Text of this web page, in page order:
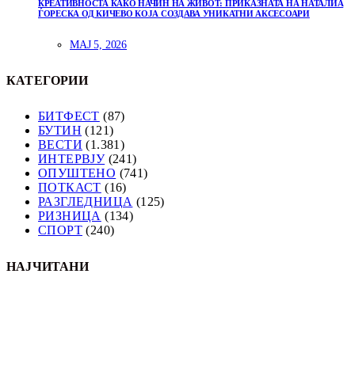
КРЕАТИВНОСТА КАКО НАЧИН НА ЖИВОТ: ПРИКАЗНАТА НА НАТАЛИА
ЃОРЕСКА ОД КИЧЕВО КОЈА СОЗДАВА УНИКАТНИ АКСЕСОАРИ
МАЈ 5, 2026
КАТЕГОРИИ
БИТФЕСТ (87)
БУТИН (121)
ВЕСТИ (1.381)
ИНТЕРВЈУ(241)
ОПУШТЕНО (741)
ПОТКАСТ (16)
РАЗГЛЕДНИЦА (125)
РИЗНИЦА (134)
СПОРТ (240)
НАЈЧИТАНИ